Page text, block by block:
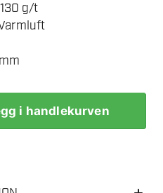
g/t
i handlekurven